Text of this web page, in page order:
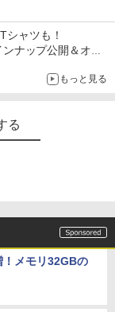
が67%オフで990円
シャツも！
ナップ公開＆オン
もっと見る
る
！メモリ32GBの